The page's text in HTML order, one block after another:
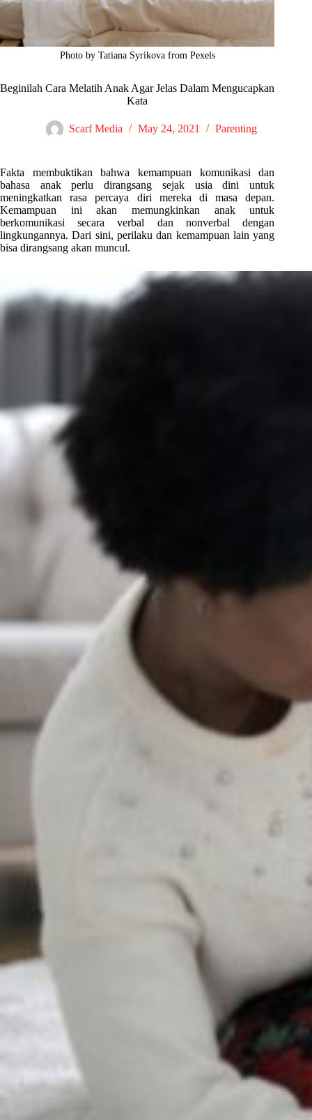
Photo by Tatiana Syrikova from Pexels
Beginilah Cara Melatih Anak Agar Jelas Dalam Mengucapkan
Kata
Scarf Media May 24, 2021 Parenting
Fakta membuktikan bahwa kemampuan komunikasi dan
bahasa anak perlu dirangsang sejak usia dini untuk
meningkatkan rasa percaya diri mereka di masa depan.
Kemampuan ini akan memungkinkan anak untuk
berkomunikasi secara verbal dan nonverbal dengan
lingkungannya. Dari sini, perilaku dan kemampuan lain yang
bisa dirangsang akan muncul.